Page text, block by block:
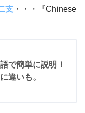
支 ・・・『Chinese
で簡単に説明！
違いも。